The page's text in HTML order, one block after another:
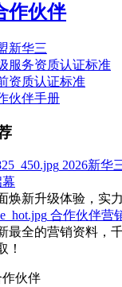
作伙伴
新华三
服务资质认证标准
资质认证标准
伙伴手册
2026新华
焕新升级体验，实
合作伙伴营
最全的营销资料，
！
伙伴